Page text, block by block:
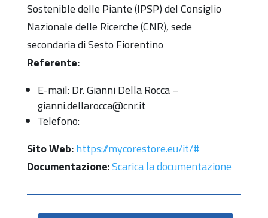
Sostenible delle Piante (IPSP) del Consiglio
Nazionale delle Ricerche (CNR), sede
secondaria di Sesto Fiorentino
Referente:
E-mail: Dr. Gianni Della Rocca –
gianni.dellarocca@cnr.it
Telefono:
Sito Web:https://mycorestore.eu/it/#
Documentazione:Scarica la documentazione